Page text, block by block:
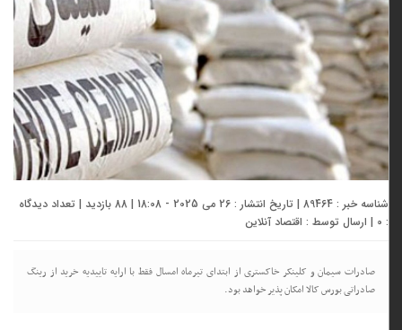
شناسه خبر : 89464 | تاریخ انتشار : 26 می 2025 - 18:08 | 88 بازدید | تعداد دیدگاه
| ارسال توسط :اقتصاد آنلاین
صادرات سیمان و کلینکر خاکستری از ابتدای تیرماه امسال فقط با ارایه تاییدیه خرید از رینگ
صادراتی بورس کالا امکان پذیر خواهد بود.